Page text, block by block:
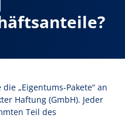
„Eigentums-Pakete“ an
Haftung (GmbH). Jeder
Teil des